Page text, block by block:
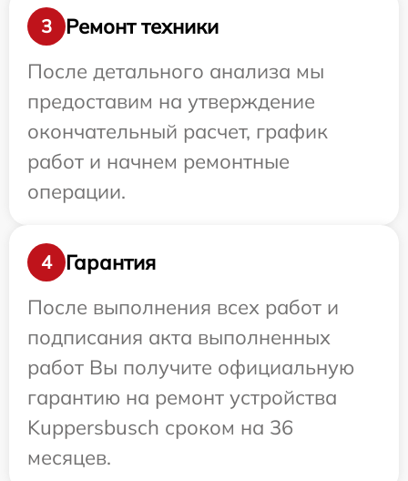
3
Ремонт техники
После детального анализа мы
предоставим на утверждение
окончательный расчет, график
работ и начнем ремонтные
операции.
4
Гарантия
После выполнения всех работ и
подписания акта выполненных
работ Вы получите официальную
гарантию на ремонт устройства
Kuppersbusch сроком на 36
месяцев.